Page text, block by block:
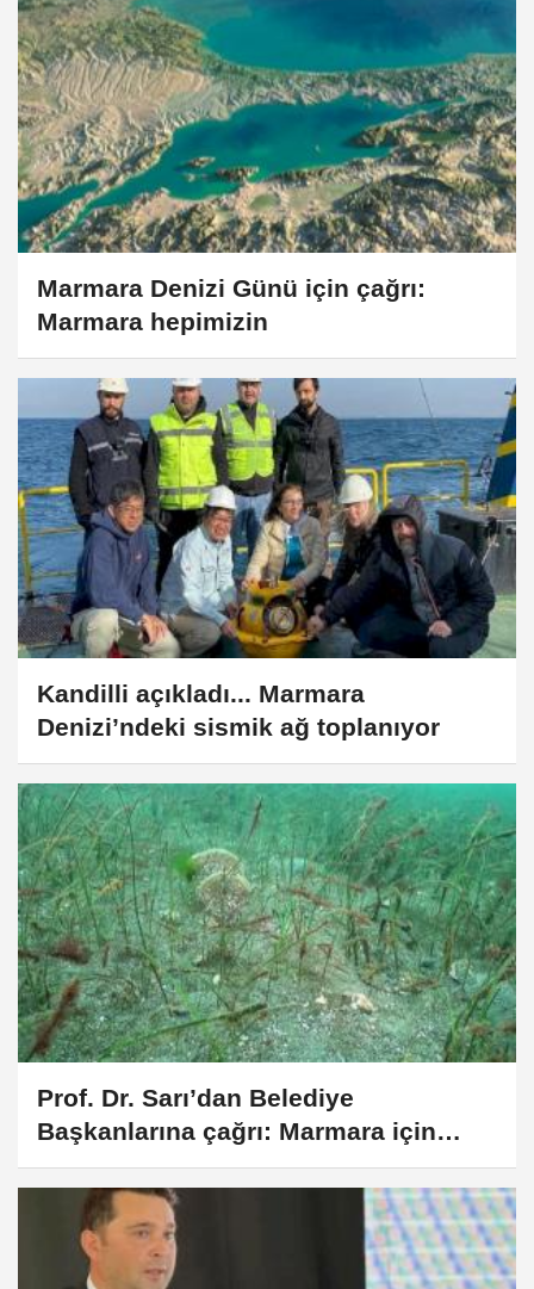
Marmara Denizi Günü için çağrı:
Marmara hepimizin
Kandilli açıkladı... Marmara
Denizi’ndeki sismik ağ toplanıyor
Prof. Dr. Sarı’dan Belediye
Başkanlarına çağrı: Marmara için
denize inin!